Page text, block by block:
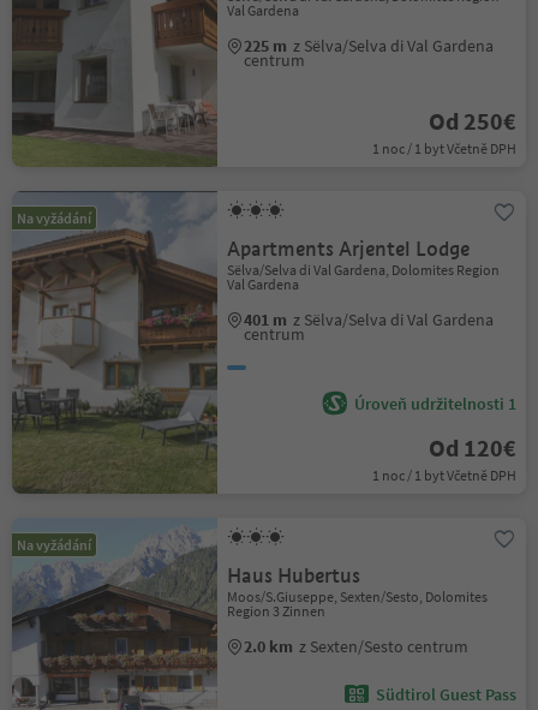
Val Gardena
225 m z Sëlva/Selva di Val Gardena
centrum
Od 250€
1 noc / 1 byt Včetně DPH
Na vyžádání
Apartments Arjentel Lodge
Sëlva/Selva di Val Gardena, Dolomites Region
Val Gardena
401 m z Sëlva/Selva di Val Gardena
centrum
Úroveň udržitelnosti 1
Od 120€
1 noc / 1 byt Včetně DPH
Na vyžádání
Haus Hubertus
Moos/S.Giuseppe, Sexten/Sesto, Dolomites
Region 3 Zinnen
2.0 km z Sexten/Sesto centrum
Südtirol Guest Pass